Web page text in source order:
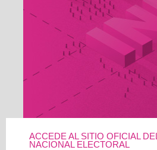
ACCEDE AL SITIO OFICIAL
NACIONAL ELECTORAL